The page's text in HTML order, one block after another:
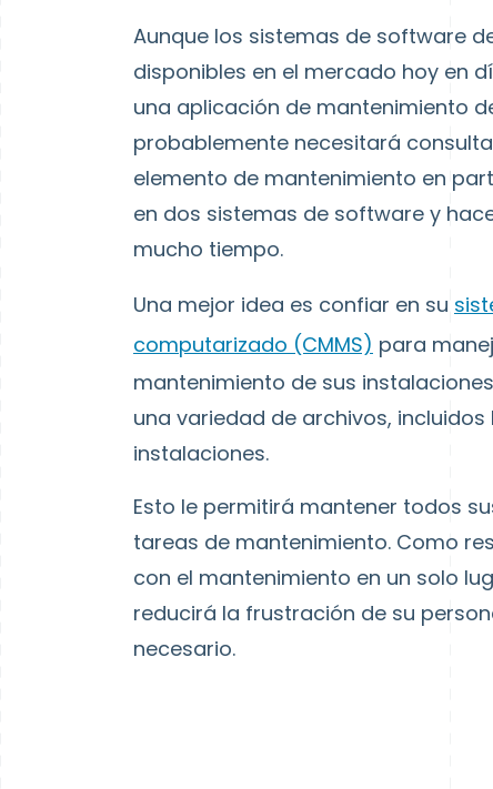
Aunque los sistemas de software
disponibles en el mercado hoy en
una aplicación de mantenimiento
probablemente necesitará
elemento de mantenimiento en
en dos sistemas de software y
mucho tiempo.
Una mejor idea es confiar en su
computarizado (CMMS) para
mantenimiento de sus
una variedad de archivos,
instalaciones.
Esto le permitirá mantener todos
tareas de mantenimiento. Como
con el mantenimiento en un solo
reducirá la frustración de su
necesario.